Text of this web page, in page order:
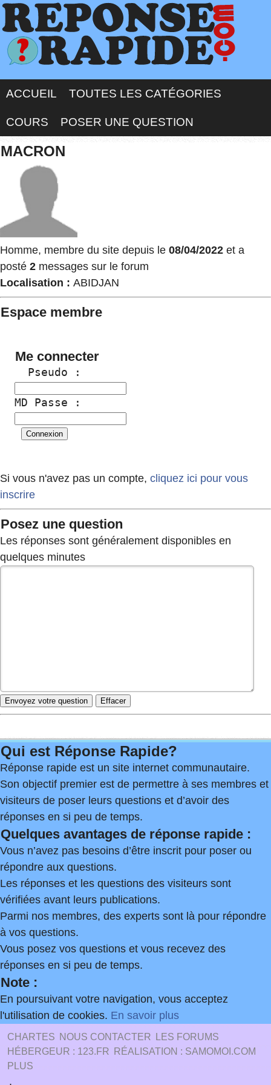
ACCUEIL TOUTES LES CATÉGORIES
COURS POSER UNE QUESTION
MACRON
Homme, membre du site depuis le 08/04/2022 et a
posté 2 messages sur le forum
Localisation : ABIDJAN
Espace membre
Me connecter
  Pseudo :
MD Passe :
Si vous n'avez pas un compte, cliquez ici pour vous
inscrire
Posez une question
Les réponses sont généralement disponibles en
quelques minutes
Qui est Réponse Rapide?
Réponse rapide est un site internet communautaire.
Son objectif premier est de permettre à ses membres et
visiteurs de poser leurs questions et d’avoir des
réponses en si peu de temps.
Quelques avantages de réponse rapide :
Vous n’avez pas besoins d’être inscrit pour poser ou
répondre aux questions.
Les réponses et les questions des visiteurs sont
vérifiées avant leurs publications.
Parmi nos membres, des experts sont là pour répondre
à vos questions.
Vous posez vos questions et vous recevez des
réponses en si peu de temps.
Note :
En poursuivant votre navigation, vous acceptez
l'utilisation de cookies. En savoir plus
CHARTES NOUS CONTACTER
LES FORUMS
HÉBERGEUR : 123.FR
RÉALISATION : SAMOMOI.COM
PLUS
.